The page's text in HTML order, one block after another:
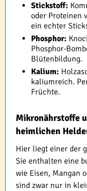
Stickstoff:
oder Proteinen
ein echter
Phosphor:
Phosphor-
Blütenbildung.
Kalium:
kaliumreich.
Früchte.
Mikronährstoffe
heimlichen
Hier liegt einer der
Sie enthalten eine
wie Eisen, Mangan
sind zwar nur in